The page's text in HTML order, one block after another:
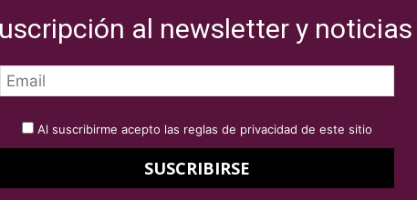
hace escala en
a su puerto
al newsletter y noticias
Al suscribirme acepto las reglas de privacidad de este sitio